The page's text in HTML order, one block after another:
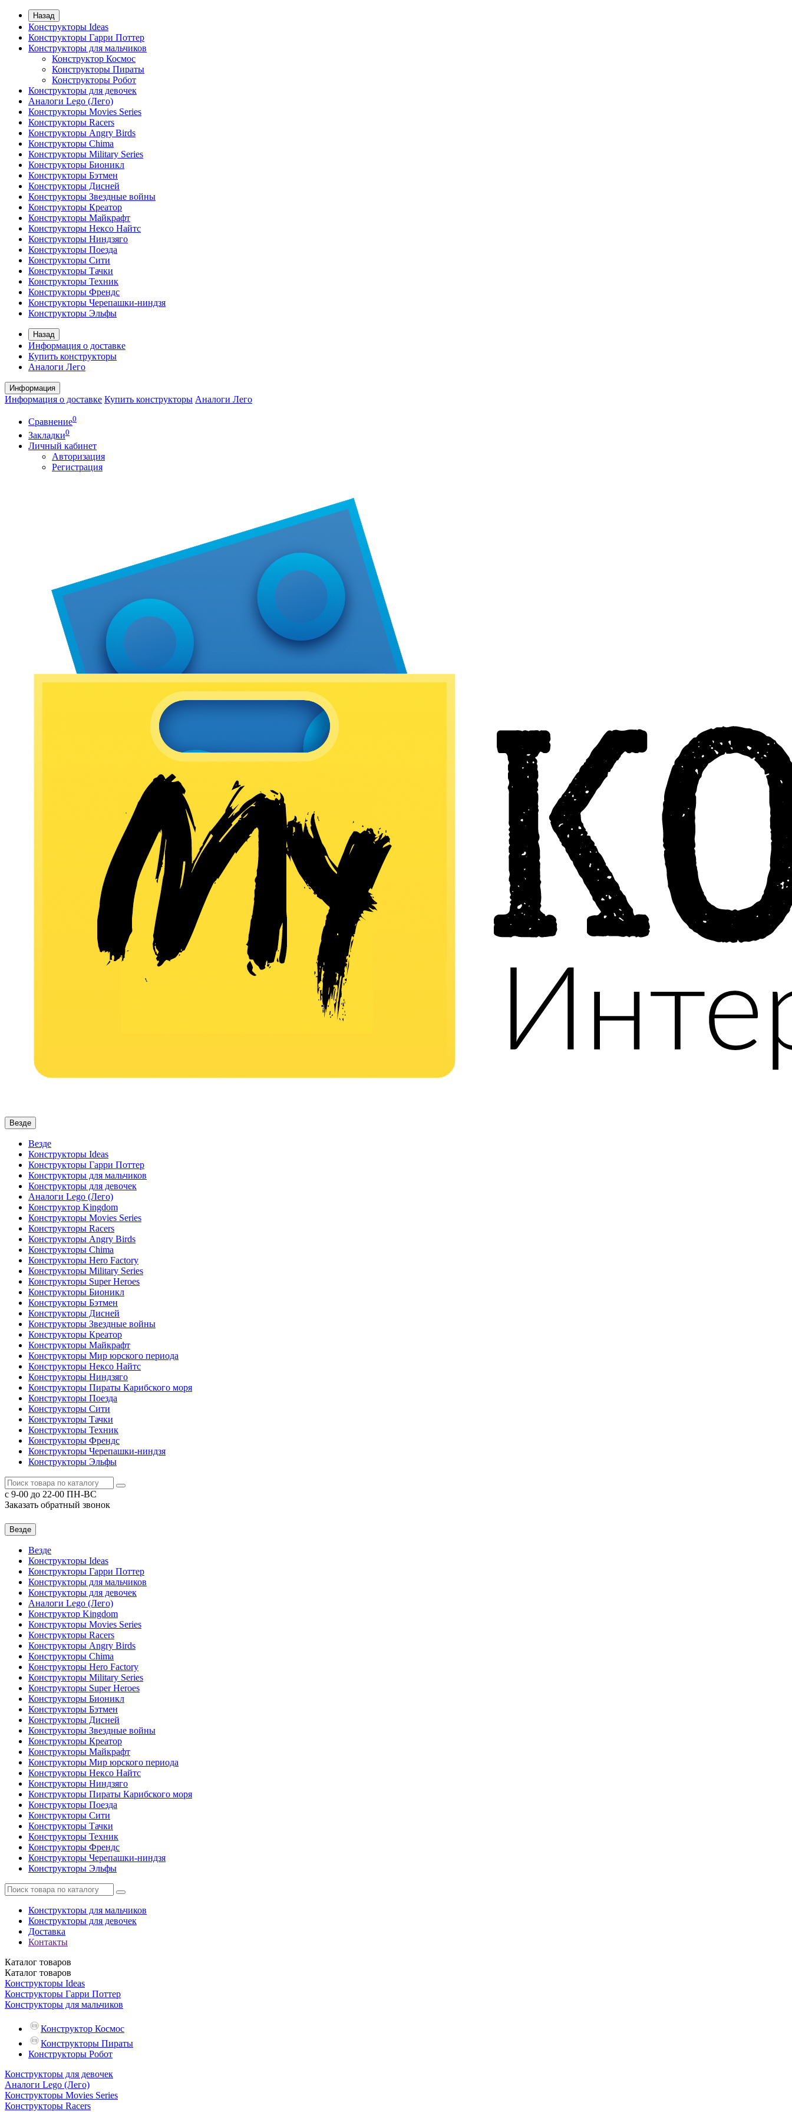
Назад
Конструкторы Ideas
Конструкторы Гарри Поттер
Конструкторы для мальчиков
Конструктор Космос
Конструкторы Пираты
Конструкторы Робот
Конструкторы для девочек
Аналоги Lego (Лего)
Конструкторы Movies Series
Конструкторы Racers
Конструкторы Angry Birds
Конструкторы Chima
Конструкторы Military Series
Конструкторы Бионикл
Конструкторы Бэтмен
Конструкторы Дисней
Конструкторы Звездные войны
Конструкторы Креатор
Конструкторы Майкрафт
Конструкторы Нексо Найтс
Конструкторы Ниндзяго
Конструкторы Поезда
Конструкторы Сити
Конструкторы Тачки
Конструкторы Техник
Конструкторы Френдс
Конструкторы Черепашки-ниндзя
Конструкторы Эльфы
Назад
Информация о доставке
Купить конструкторы
Аналоги Лего
Информация
Информация о доставке Купить конструкторы Аналоги Лего
Сравнение0
Закладки0
Личный кабинет
Авторизация
Регистрация
Везде
Везде
Конструкторы Ideas
Конструкторы Гарри Поттер
Конструкторы для мальчиков
Конструкторы для девочек
Аналоги Lego (Лего)
Конструктор Kingdom
Конструкторы Movies Series
Конструкторы Racers
Конструкторы Angry Birds
Конструкторы Chima
Конструкторы Hero Factory
Конструкторы Military Series
Конструкторы Super Heroes
Конструкторы Бионикл
Конструкторы Бэтмен
Конструкторы Дисней
Конструкторы Звездные войны
Конструкторы Креатор
Конструкторы Майкрафт
Конструкторы Мир юрского периода
Конструкторы Нексо Найтс
Конструкторы Ниндзяго
Конструкторы Пираты Карибского моря
Конструкторы Поезда
Конструкторы Сити
Конструкторы Тачки
Конструкторы Техник
Конструкторы Френдс
Конструкторы Черепашки-ниндзя
Конструкторы Эльфы
c 9-00 до 22-00 ПН-ВС
Заказать обратный звонок
Везде
Везде
Конструкторы Ideas
Конструкторы Гарри Поттер
Конструкторы для мальчиков
Конструкторы для девочек
Аналоги Lego (Лего)
Конструктор Kingdom
Конструкторы Movies Series
Конструкторы Racers
Конструкторы Angry Birds
Конструкторы Chima
Конструкторы Hero Factory
Конструкторы Military Series
Конструкторы Super Heroes
Конструкторы Бионикл
Конструкторы Бэтмен
Конструкторы Дисней
Конструкторы Звездные войны
Конструкторы Креатор
Конструкторы Майкрафт
Конструкторы Мир юрского периода
Конструкторы Нексо Найтс
Конструкторы Ниндзяго
Конструкторы Пираты Карибского моря
Конструкторы Поезда
Конструкторы Сити
Конструкторы Тачки
Конструкторы Техник
Конструкторы Френдс
Конструкторы Черепашки-ниндзя
Конструкторы Эльфы
Конструкторы для мальчиков
Конструкторы для девочек
Доставка
Контакты
Каталог товаров
Каталог товаров
Конструкторы Ideas
Конструкторы Гарри Поттер
Конструкторы для мальчиков
Конструктор Космос
Конструкторы Пираты
Конструкторы Робот
Конструкторы для девочек
Аналоги Lego (Лего)
Конструкторы Movies Series
Конструкторы Racers